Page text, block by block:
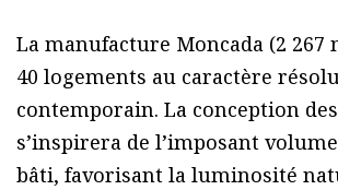
La manufacture Moncada (2 267
40 logements au caractère
contemporain. La conception
s’inspirera de l’imposant
bâti, favorisant la luminosité